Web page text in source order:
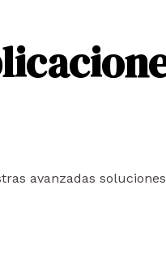
avanzadas